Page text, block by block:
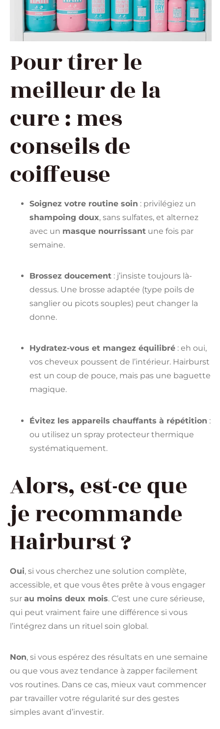
Pour tirer le
meilleur de la
cure : mes
conseils de
coiffeuse
Soignez votre routine soin : privilégiez un
shampoing doux, sans sulfates, et alternez
avec un masque nourrissant une fois par
semaine.
Brossez doucement : j’insiste toujours là-
dessus. Une brosse adaptée (type poils de
sanglier ou picots souples) peut changer la
donne.
Hydratez-vous et mangez équilibré : eh oui,
vos cheveux poussent de l’intérieur. Hairburst
est un coup de pouce, mais pas une baguette
magique.
Évitez les appareils chauffants à répétition :
ou utilisez un spray protecteur thermique
systématiquement.
Alors, est-ce que
je recommande
Hairburst ?
Oui, si vous cherchez une solution complète,
accessible, et que vous êtes prête à vous engager
sur au moins deux mois. C’est une cure sérieuse,
qui peut vraiment faire une différence si vous
l’intégrez dans un rituel soin global.
Non, si vous espérez des résultats en une semaine
ou que vous avez tendance à zapper facilement
vos routines. Dans ce cas, mieux vaut commencer
par travailler votre régularité sur des gestes
simples avant d’investir.